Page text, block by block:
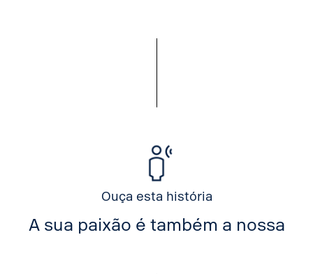
Ouça esta história
A sua paixão é também a nossa